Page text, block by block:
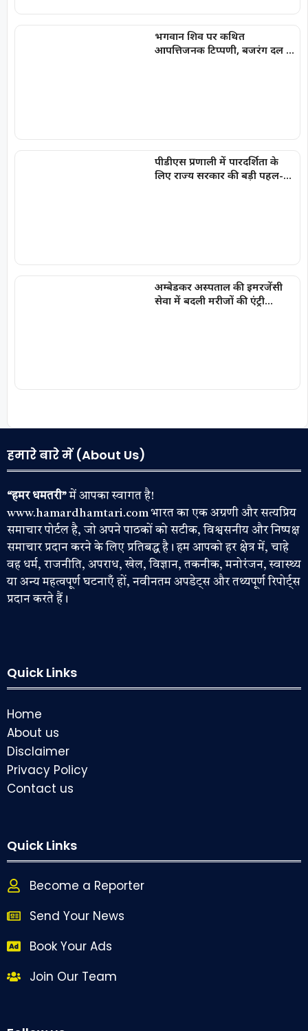
भगवान शिव पर कथित
आपत्तिजनक टिप्पणी, बजरंग दल ने
पीडीएस प्रणाली में पारदर्शिता के
लिए राज्य सरकार की बड़ी पहल-
अम्बेडकर अस्पताल की इमरजेंसी
सेवा में बदली मरीजों की एंट्री
हमारे बारे में (About Us)
“हमर धमतरी”में आपका स्वागत है!
www.hamardhamtari.com भारत का एक अग्रणी और सत्यप्रिय
समाचार पोर्टल है, जो अपने पाठकों को सटीक, विश्वसनीय और निष्पक्ष
समाचार प्रदान करने के लिए प्रतिबद्ध है। हम आपको हर क्षेत्र में, चाहे
वह धर्म, राजनीति, अपराध, खेल, विज्ञान, तकनीक, मनोरंजन, स्वास्थ्य
या अन्य महत्वपूर्ण घटनाएँ हों, नवीनतम अपडेट्स और तथ्यपूर्ण रिपोर्ट्स
प्रदान करते हैं।
Quick Links
Home
About us
Disclaimer
Privacy Policy
Contact us
Quick Links
Become a Reporter
Send Your News
Book Your Ads
Join Our Team